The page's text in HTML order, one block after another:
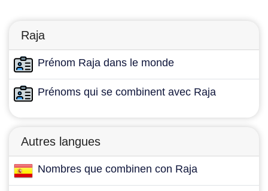
Raja
Prénom Raja dans le monde
Prénoms qui se combinent avec Raja
Autres langues
Nombres que combinen con Raja